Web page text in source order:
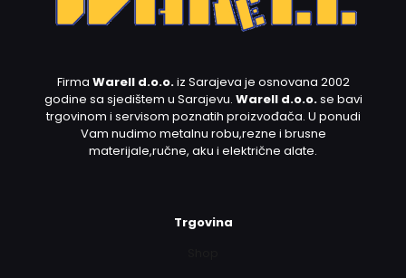
Firma Warell d.o.o.iz Sarajeva je osnovana 2002
godine sa sjedištem u Sarajevu. Warell d.o.o.se bavi
trgovinom i servisom poznatih proizvođača. U ponudi
Vam nudimo metalnu robu,rezne i brusne
materijale,ručne, aku i električne alate.
Trgovina